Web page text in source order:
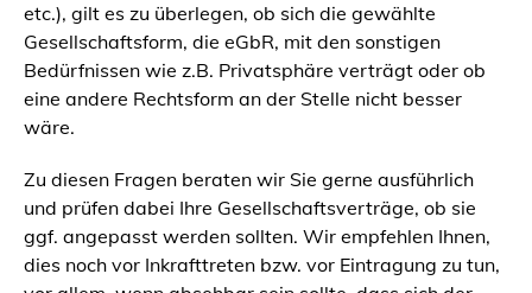
etc.), gilt es zu überlegen, ob sich die gewählte
Gesellschaftsform, die eGbR, mit den sonstigen
Bedürfnissen wie z.B. Privatsphäre verträgt oder ob
eine andere Rechtsform an der Stelle nicht besser
wäre.
Zu diesen Fragen beraten wir Sie gerne ausführlich
und prüfen dabei Ihre Gesellschaftsverträge, ob sie
ggf. angepasst werden sollten. Wir empfehlen Ihnen,
dies noch vor Inkrafttreten bzw. vor Eintragung zu tun,